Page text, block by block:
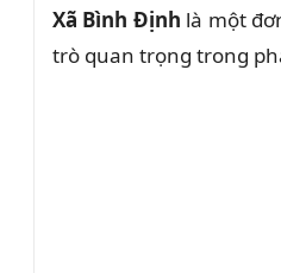
Xã Bình Định là một
trò quan trọng trong